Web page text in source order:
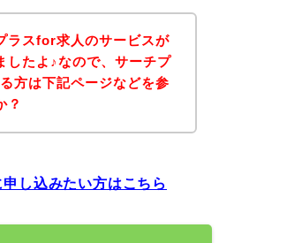
ラスfor求人のサービスが
したよ♪なので、サーチプ
方は下記ページなどを参
？
し込みたい方はこちら